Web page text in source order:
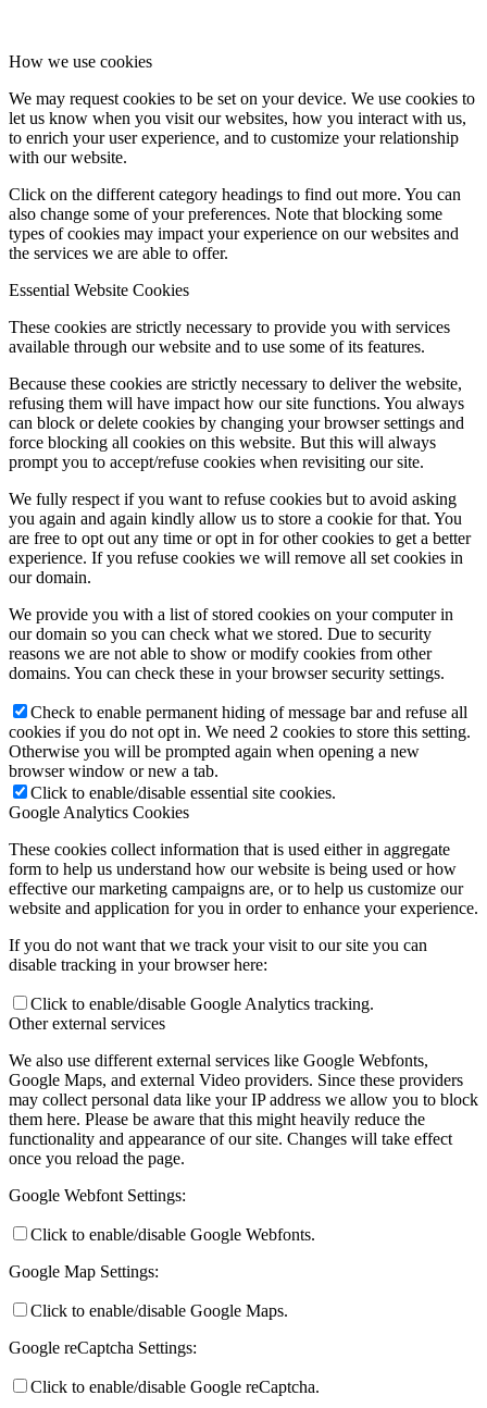
How we use cookies
We may request cookies to be set on your device. We use cookies to
let us know when you visit our websites, how you interact with us,
to enrich your user experience, and to customize your relationship
with our website.
Click on the different category headings to find out more. You can
also change some of your preferences. Note that blocking some
types of cookies may impact your experience on our websites and
the services we are able to offer.
Essential Website Cookies
These cookies are strictly necessary to provide you with services
available through our website and to use some of its features.
Because these cookies are strictly necessary to deliver the website,
refusing them will have impact how our site functions. You always
can block or delete cookies by changing your browser settings and
force blocking all cookies on this website. But this will always
prompt you to accept/refuse cookies when revisiting our site.
We fully respect if you want to refuse cookies but to avoid asking
you again and again kindly allow us to store a cookie for that. You
are free to opt out any time or opt in for other cookies to get a better
experience. If you refuse cookies we will remove all set cookies in
our domain.
We provide you with a list of stored cookies on your computer in
our domain so you can check what we stored. Due to security
reasons we are not able to show or modify cookies from other
domains. You can check these in your browser security settings.
Check to enable permanent hiding of message bar and refuse all
cookies if you do not opt in. We need 2 cookies to store this setting.
Otherwise you will be prompted again when opening a new
browser window or new a tab.
Click to enable/disable essential site cookies.
Google Analytics Cookies
These cookies collect information that is used either in aggregate
form to help us understand how our website is being used or how
effective our marketing campaigns are, or to help us customize our
website and application for you in order to enhance your experience.
If you do not want that we track your visit to our site you can
disable tracking in your browser here:
Click to enable/disable Google Analytics tracking.
Other external services
We also use different external services like Google Webfonts,
Google Maps, and external Video providers. Since these providers
may collect personal data like your IP address we allow you to block
them here. Please be aware that this might heavily reduce the
functionality and appearance of our site. Changes will take effect
once you reload the page.
Google Webfont Settings:
Click to enable/disable Google Webfonts.
Google Map Settings:
Click to enable/disable Google Maps.
Google reCaptcha Settings:
Click to enable/disable Google reCaptcha.